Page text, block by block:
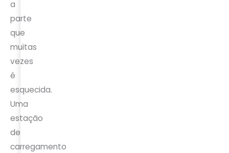
a
parte
que
muitas
vezes
é
esquecida.
Uma
estação
de
carregamento